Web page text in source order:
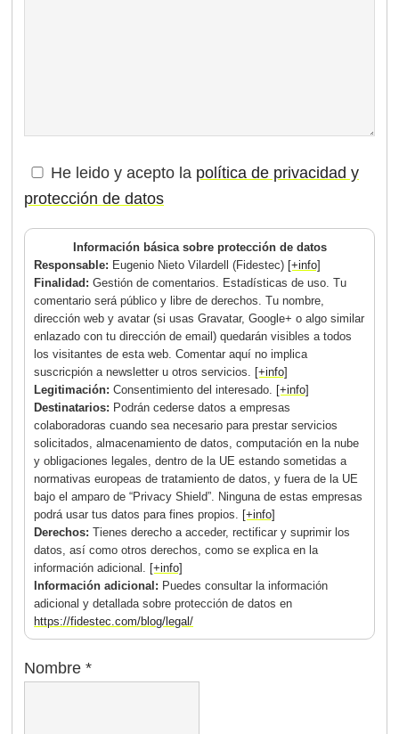
He leido y acepto la política de privacidad y
protección de datos
Información básica sobre protección de datos
Responsable: Eugenio Nieto Vilardell (Fidestec) [+info]
Finalidad:Gestión de comentarios. Estadísticas de uso. Tu
comentario será público y libre de derechos. Tu nombre,
dirección web y avatar (si usas Gravatar, Google+ o algo similar
enlazado con tu dirección de email) quedarán visibles a todos
los visitantes de esta web. Comentar aquí no implica
suscricpión a newsletter u otros servicios. [+info]
Legitimación:Consentimiento del interesado. [+info]
Destinatarios: Podrán cederse datos a empresas
colaboradoras cuando sea necesario para prestar servicios
solicitados, almacenamiento de datos, computación en la nube
y obligaciones legales, dentro de la UE estando sometidas a
normativas europeas de tratamiento de datos, y fuera de la UE
bajo el amparo de “Privacy Shield”. Ninguna de estas empresas
podrá usar tus datos para fines propios. [+info]
Derechos:Tienes derecho a acceder, rectificar y suprimir los
datos, así como otros derechos, como se explica en la
información adicional. [+info]
Información adicional: Puedes consultar la información
adicional y detallada sobre protección de datos en
https://fidestec.com/blog/legal/
Nombre*